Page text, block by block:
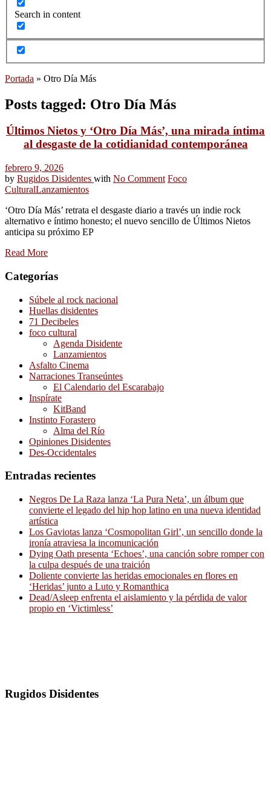
Search in content
Portada » Otro Día Más
Posts tagged: Otro Día Más
Últimos Nietos y ‘Otro Día Más’, una mirada íntima
al desgaste de la cotidianidad contemporánea
febrero 9, 2026
by Rugidos Disidentes with No Comment Foco
CulturalLanzamientos
‘Otro Día Más’ retrata el desgaste diario a través un indie rock
alternativo e íntimo honesto; el nuevo sencillo de Últimos Nietos
anticipa su próximo EP
Read More
Categorías
Súbele al rock nacional
Huellas disidentes
71 Decibeles
foco cultural
Agenda Disidente
Lanzamientos
Asfalto Cinema
Narraciones Transeúntes
El Calendario del Escarabajo
Inspírate
KitBand
Instinto Forastero
Alma del Río
Opiniones Disidentes
Des-Occidentales
Entradas recientes
Negros De La Raza lanza ‘La Pura Neta’, un álbum que
convierte el legado del hip hop latino en una nueva identidad
artística
Los Gaviotas lanza ‘Cosmopolitan Girl’, un sencillo donde la
ironía atraviesa la incomunicación
Dying Oath presenta ‘Echoes’, una canción sobre romper con
la culpa después de una traición
Doliente convierte las heridas emocionales en flores en
‘Heridas’ junto a Luto y Romanthica
Dead/Asleep enfrenta el aislamiento y la pérdida de valor
propio en ‘Victimless’
Rugidos Disidentes